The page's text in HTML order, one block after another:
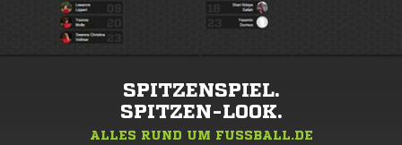
SPITZENSPIEL.
SPITZEN-LOOK.
ALLES RUND UM FUSSBALL.DE